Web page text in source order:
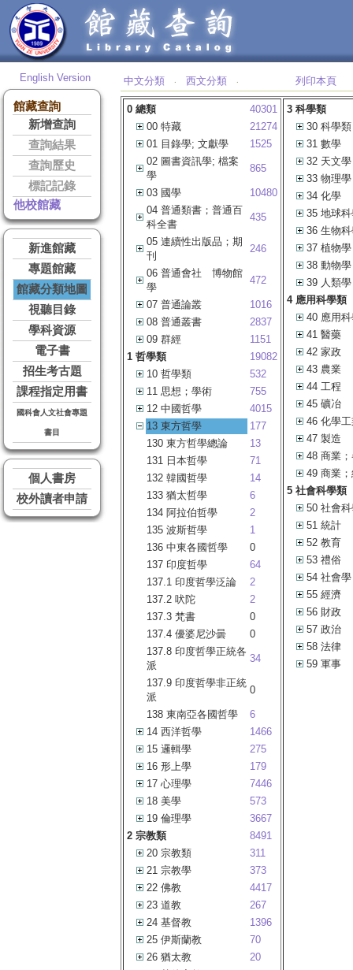
English Version
館藏查詢
新增查詢
查詢結果
查詢歷史
標記記錄
他校館藏
新進館藏
專題館藏
館藏分類地圖
視聽目錄
學科資源
電子書
招生考古題
課程指定用書
國科會人文社會專題
書目
個人書房
校外讀者申請
中文分類 ‧ 西文分類 ‧ 列印本頁
0 總類
40301
00 特藏
21274
01 目錄學; 文獻學
1525
02 圖書資訊學; 檔案
學
865
03 國學
10480
04 普通類書；普通百
科全書
435
05 連續性出版品；期
刊
246
06 普通會社 博物館
學
472
07 普通論叢
1016
08 普通叢書
2837
09 群經
1151
1 哲學類
19082
10 哲學類
532
11 思想；學術
755
12 中國哲學
4015
13 東方哲學
177
130 東方哲學總論
13
131 日本哲學
71
132 韓國哲學
14
133 猶太哲學
6
134 阿拉伯哲學
2
135 波斯哲學
1
136 中東各國哲學
0
137 印度哲學
64
137.1 印度哲學泛論
2
137.2 吠陀
2
137.3 梵書
0
137.4 優婆尼沙曇
0
137.8 印度哲學正統各
派
34
137.9 印度哲學非正統
派
0
138 東南亞各國哲學
6
14 西洋哲學
1466
15 邏輯學
275
16 形上學
179
17 心理學
7446
18 美學
573
19 倫理學
3667
2 宗教類
8491
20 宗教類
311
21 宗教學
373
22 佛教
4417
23 道教
267
24 基督教
1396
25 伊斯蘭教
70
26 猶太教
20
3 科學類
30 科學類
31 數學
32 天文學
33 物理學
34 化學
35 地球
36 生物
37 植物學
38 動物學
39 人類學
4 應用科學類
40 應用
41 醫藥
42 家政
43 農業
44 工程
45 礦冶
46 化學
47 製造
48 商業
49 商業
5 社會科學類
50 社會
51 統計
52 教育
53 禮俗
54 社會學
55 經濟
56 財政
57 政治
58 法律
59 軍事